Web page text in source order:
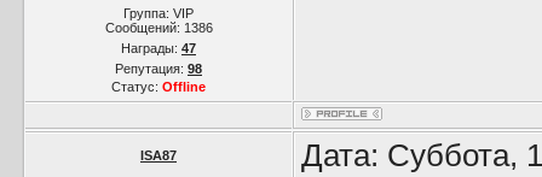
Группа: VIP
Сообщений: 1386
Награды: 47
Репутация: 98
Статус: Offline
ISA87 Дата: Суббота,